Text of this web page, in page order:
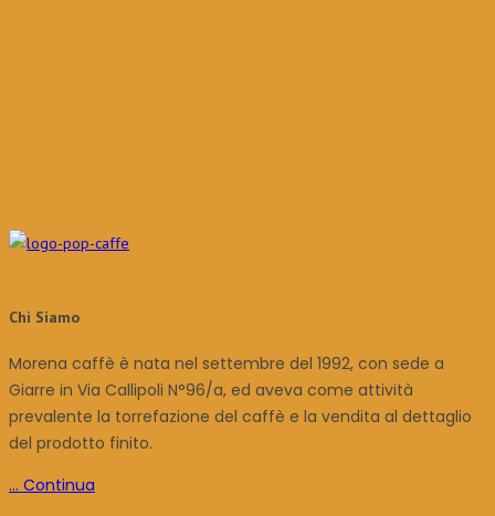
Chi Siamo
Morena caffè è nata nel settembre del 1992, con sede a
Giarre in Via Callipoli N°96/a, ed aveva come attività
prevalente la torrefazione del caffè e la vendita al dettaglio
del prodotto finito.
... Continua